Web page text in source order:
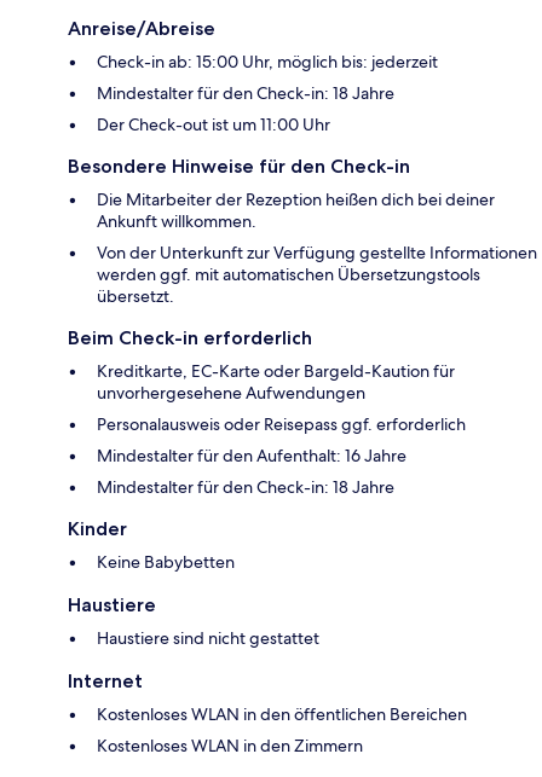
Anreise/Abreise
Check-in ab: 15:00 Uhr, möglich bis: jederzeit
Mindestalter für den Check-in: 18 Jahre
Der Check-out ist um 11:00 Uhr
Besondere Hinweise für den Check-in
Die Mitarbeiter der Rezeption heißen dich bei deiner
Ankunft willkommen.
Von der Unterkunft zur Verfügung gestellte Informationen
werden ggf. mit automatischen Übersetzungstools
übersetzt.
Beim Check-in erforderlich
Kreditkarte, EC-Karte oder Bargeld-Kaution für
unvorhergesehene Aufwendungen
Personalausweis oder Reisepass ggf. erforderlich
Mindestalter für den Aufenthalt: 16 Jahre
Mindestalter für den Check-in: 18 Jahre
Kinder
Keine Babybetten
Haustiere
Haustiere sind nicht gestattet
Internet
Kostenloses WLAN in den öffentlichen Bereichen
Kostenloses WLAN in den Zimmern